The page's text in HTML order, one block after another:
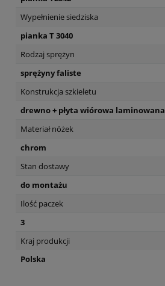
Wypełnienie siedziska
pianka T 3040
Rodzaj sprężyn
sprężyny faliste
Konstrukcja szkieletu
drewno + płyta wiórowa laminowana
Materiał nóżek
chrom
Stan dostawy
do montażu
Ilość paczek
3
Kraj produkcji
Polska